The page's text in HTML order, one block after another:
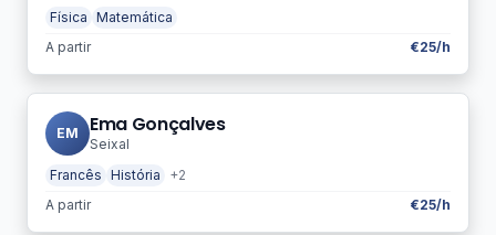
Física Matemática
A partir
€25/h
EM Ema Gonçalves
Seixal
Francês História
+2
A partir
€25/h